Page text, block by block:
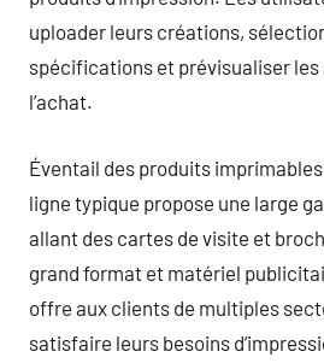
uploader leurs créations,
spécifications et prévisualiser
l’achat.
Éventail des produits
ligne typique propose une large
allant des cartes de visite et
grand format et matériel
offre aux clients de multiples
satisfaire leurs besoins